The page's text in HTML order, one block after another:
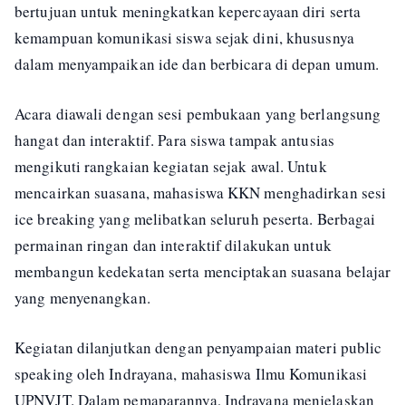
bertujuan untuk meningkatkan kepercayaan diri serta
kemampuan komunikasi siswa sejak dini, khususnya
dalam menyampaikan ide dan berbicara di depan umum.
Acara diawali dengan sesi pembukaan yang berlangsung
hangat dan interaktif. Para siswa tampak antusias
mengikuti rangkaian kegiatan sejak awal. Untuk
mencairkan suasana, mahasiswa KKN menghadirkan sesi
ice breaking yang melibatkan seluruh peserta. Berbagai
permainan ringan dan interaktif dilakukan untuk
membangun kedekatan serta menciptakan suasana belajar
yang menyenangkan.
Kegiatan dilanjutkan dengan penyampaian materi public
speaking oleh Indrayana, mahasiswa Ilmu Komunikasi
UPNVJT. Dalam pemaparannya, Indrayana menjelaskan